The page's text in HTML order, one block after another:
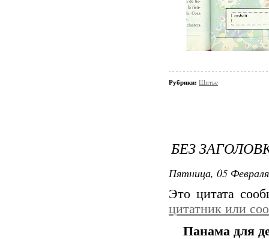
Рубрики: Шитье
БЕЗ
Пятница, 05
Это цитата
цитатник или
Панама для